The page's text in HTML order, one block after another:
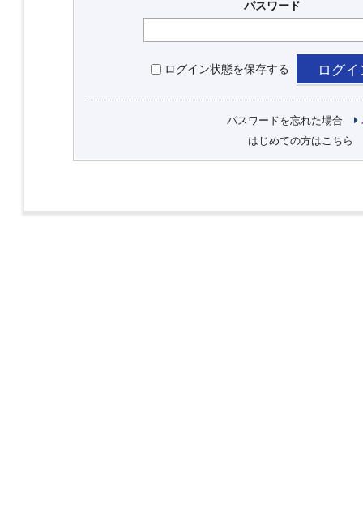
パスワード
ログイン状態を保存する
パスワードを忘れた場合
はじめての方はこちら